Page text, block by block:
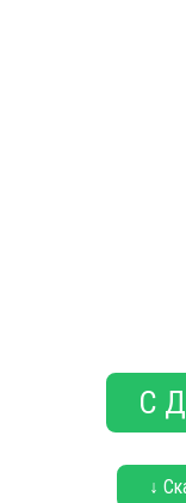
С
↓